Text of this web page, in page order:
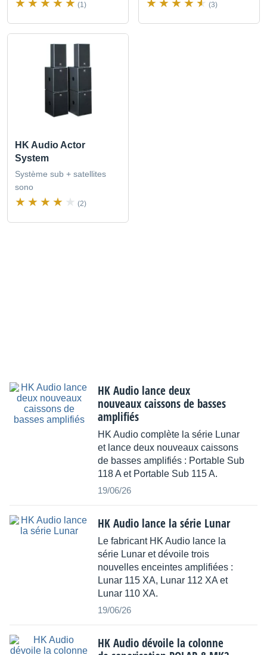
(1) (3)
HK Audio Actor
System
Système sub + satellites
sono
(2)
HK Audio lance deux
nouveaux caissons de basses
amplifiés
HK Audio complète la série Lunar
et lance deux nouveaux caissons
de basses amplifiés : Portable Sub
118 A et Portable Sub 115 A.
19/06/26
HK Audio lance la série Lunar
Le fabricant HK Audio lance la
série Lunar et dévoile trois
nouvelles enceintes amplifiées :
Lunar 115 XA, Lunar 112 XA et
Lunar 110 XA.
19/06/26
HK Audio dévoile la colonne